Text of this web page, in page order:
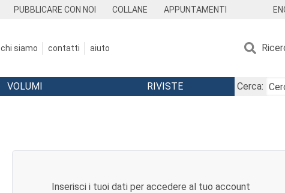
PUBBLICARE CON NOI COLLANE APPUNTAMENTI
chi siamo contatti aiuto
VOLUMI RIVISTE
Cerca:
Inserisci i tuoi dati per accedere al tuo account